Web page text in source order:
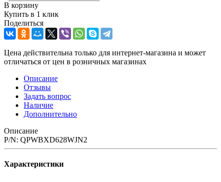
В корзину
Купить в 1 клик
Поделиться
Цена действительна только для интернет-магазина и может
отличаться от цен в розничных магазинах
Описание
Отзывы
Задать вопрос
Наличие
Дополнительно
Описание
P/N: QPWBXD628WJN2
Характеристики